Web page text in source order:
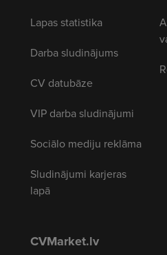
Lapas statistika
Darba sludinājums
CV datubāze
VIP darba sludinājumi
Sociālo mediju reklāma
Sludinājumi karjeras
lapā
CVMarket.lv